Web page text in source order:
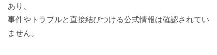
あり、
事件やトラブルと直接結びつける公式情報は確認されてい
ません。